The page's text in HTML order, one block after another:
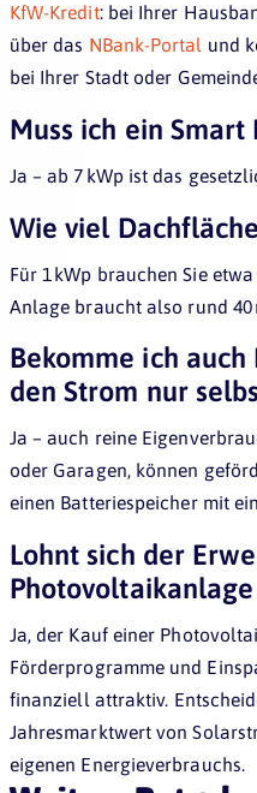
KfW-Kredit: bei Ihrer
über das NBank-Portal und
bei Ihrer Stadt oder
Muss ich ein
Ja – ab 7 kWp ist das
Wie viel
Für 1 kWp brauchen Sie
Anlage braucht also rund 40
Bekomme ich
den Strom nur
Ja – auch reine
oder Garagen, können
einen Batteriespeicher mit
Lohnt sich der
Ja, der Kauf einer
Förderprogramme und
finanziell attraktiv.
Jahresmarktwert von
eigenen Energieverbrauchs.
Jetzt Photovoltaik-
JETZT